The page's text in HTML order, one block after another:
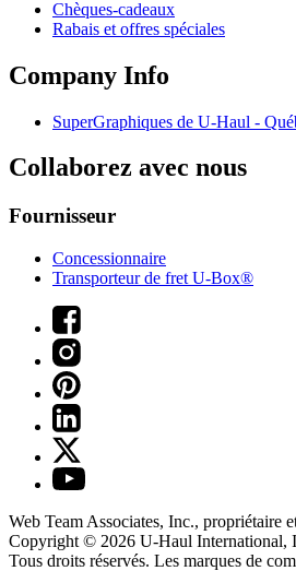
Chèques-cadeaux
Rabais et offres spéciales
Company Info
SuperGraphiques de U-Haul -
Collaborez avec nous
Fournisseur
Concessionnaire
Transporteur de fret U-Box®
Web Team Associates, Inc., propriétaire
Copyright © 2026 U-Haul International,
Tous droits réservés. Les marques de